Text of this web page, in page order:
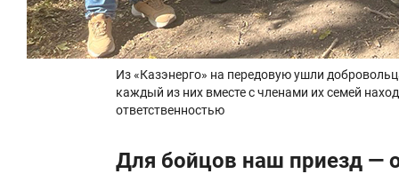
Из «Казэнерго» на передовую ушли
каждый из них вместе с членами их семей
ответственностью
Для бойцов наш приезд —